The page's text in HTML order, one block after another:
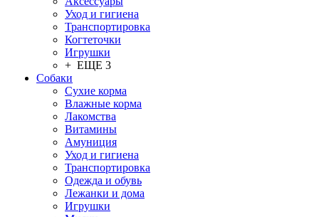
Уход и гигиена
Транспортировка
Когтеточки
Игрушки
+ ЕЩЕ 3
Собаки
Сухие корма
Влажные корма
Лакомства
Витамины
Амуниция
Уход и гигиена
Транспортировка
Одежда и обувь
Лежанки и дома
Игрушки